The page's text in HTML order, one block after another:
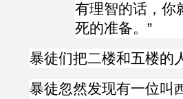
有理智的话，你
死的准备。”
暴徒们把二楼和五楼的
暴徒忽然发现有一位叫